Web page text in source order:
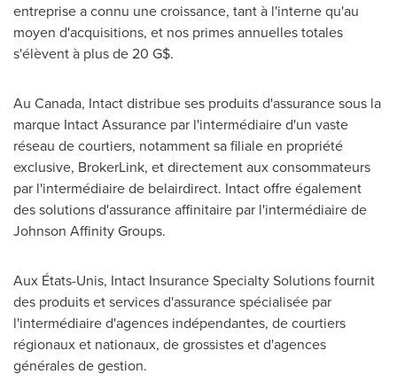
entreprise a connu une croissance, tant à l'interne qu'au
moyen d'acquisitions, et nos primes annuelles totales
s'élèvent à plus de 20 G$.
Au Canada, Intact distribue ses produits d'assurance sous la
marque Intact Assurance par l'intermédiaire d'un vaste
réseau de courtiers, notamment sa filiale en propriété
exclusive, BrokerLink, et directement aux consommateurs
par l'intermédiaire de belairdirect. Intact offre également
des solutions d'assurance affinitaire par l'intermédiaire de
Johnson Affinity Groups.
Aux États-Unis, Intact Insurance Specialty Solutions fournit
des produits et services d'assurance spécialisée par
l'intermédiaire d'agences indépendantes, de courtiers
régionaux et nationaux, de grossistes et d'agences
générales de gestion.